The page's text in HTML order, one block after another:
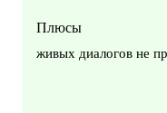
Плюсы
живых диалогов не